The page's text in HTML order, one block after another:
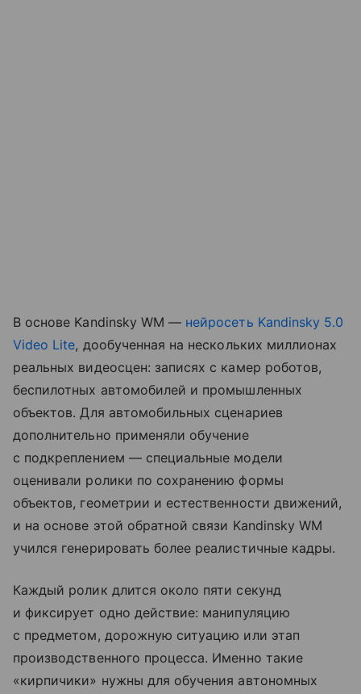
В основе Kandinsky WM — нейросеть Kandinsky 5.0
Video Lite, дообученная на нескольких миллионах
реальных видеосцен: записях с камер роботов,
беспилотных автомобилей и промышленных
объектов. Для автомобильных сценариев
дополнительно применяли обучение
с подкреплением — специальные модели
оценивали ролики по сохранению формы
объектов, геометрии и естественности движений,
и на основе этой обратной связи Kandinsky WM
учился генерировать более реалистичные кадры.
Каждый ролик длится около пяти секунд
и фиксирует одно действие: манипуляцию
с предметом, дорожную ситуацию или этап
производственного процесса. Именно такие
«кирпичики» нужны для обучения автономных